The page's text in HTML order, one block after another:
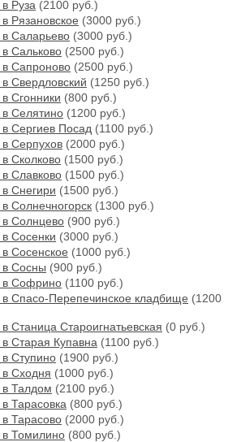
Руза (2100 руб.)
Рязановское (3000 руб.)
в Саларьево (3000 руб.)
в Сальково (2500 руб.)
в Сапроново (2500 руб.)
в Свердловский (1250 руб.)
Сгонники (800 руб.)
в Селятино (1200 руб.)
в Сергиев Посад (1100 руб.)
в Серпухов (2000 руб.)
в Сколково (1500 руб.)
в Славково (1500 руб.)
в Снегири (1500 руб.)
Солнечногорск (1300 руб.)
в Солнцево (900 руб.)
в Сосенки (3000 руб.)
в Сосенское (1000 руб.)
в Сосны (900 руб.)
в Софрино (1100 руб.)
в Спасо-Перепечинское кладбище (1200
Станица Староигнатьевская (0 руб.)
в Старая Купавна (1100 руб.)
в Ступино (1900 руб.)
в Сходня (1000 руб.)
в Талдом (2100 руб.)
Тарасовка (800 руб.)
в Тарасово (2000 руб.)
в Томилино (800 руб.)